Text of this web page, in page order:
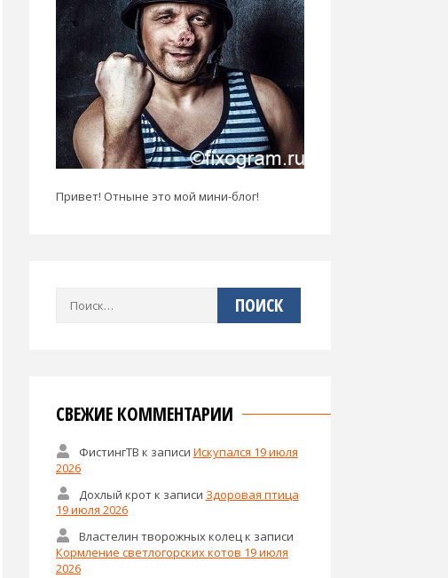
Привет! Отныне это мой мини-блог!
Найти:
СВЕЖИЕ КОММЕНТАРИИ
ФистингТВ к записи Искупался 19 июля
2026
Дохлый кротк записи Здоровая птица
19 июля 2026
Властелин творожных колецк записи
Кормление светлогорских котов 19 июля
2026